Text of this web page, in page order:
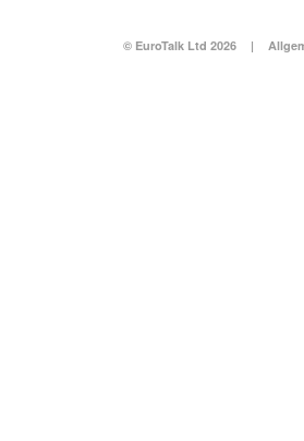
© EuroTalk Ltd 2026 |